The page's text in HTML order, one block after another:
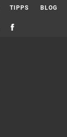
TIPPS BLOG